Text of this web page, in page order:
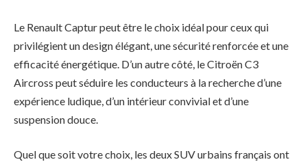
Le Renault Captur peut être le choix idéal pour ceux qui
privilégient un design élégant, une sécurité renforcée et une
efficacité énergétique. D’un autre côté, le Citroën C3
Aircross peut séduire les conducteurs à la recherche d’une
expérience ludique, d’un intérieur convivial et d’une
suspension douce.
Quel que soit votre choix, les deux SUV urbains français ont